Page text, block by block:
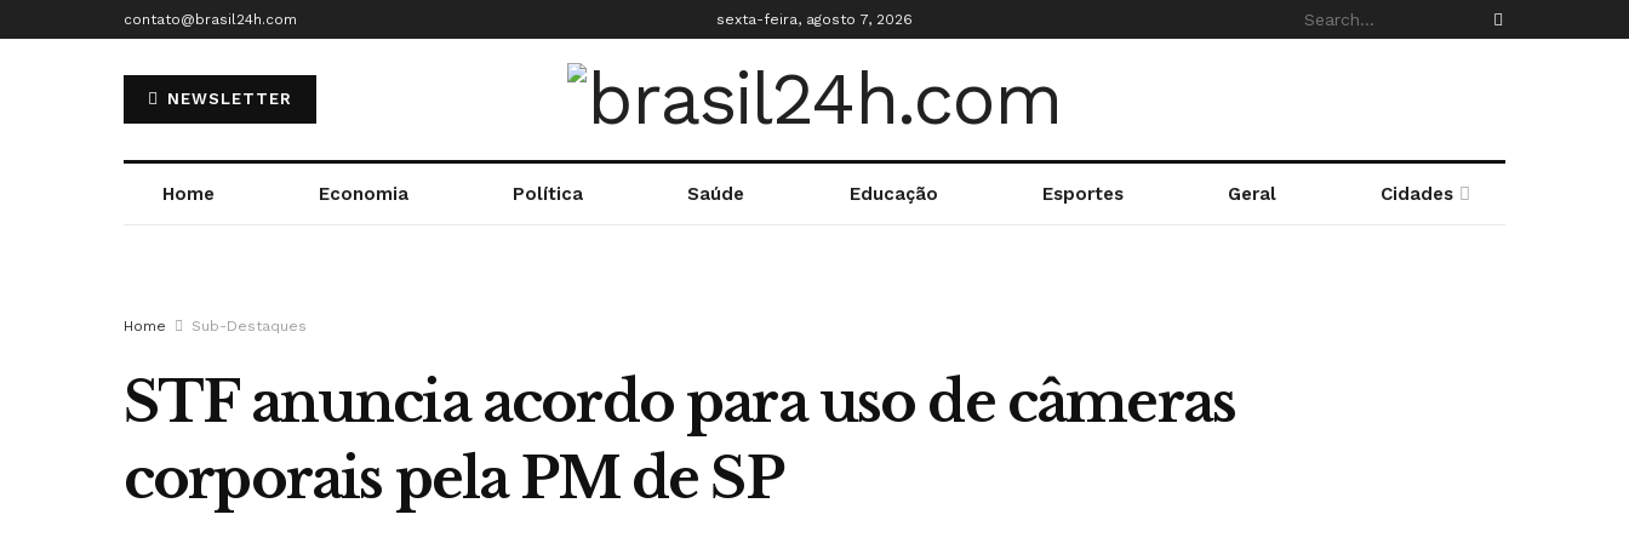
contato@brasil24h.com sexta-feira, agosto 7, 2026
NEWSLETTER
Home Economia Política Saúde Educação Esportes Geral Cidades
Home Sub-Destaques
STF anuncia acordo para uso de câmeras
corporais pela PM de SP